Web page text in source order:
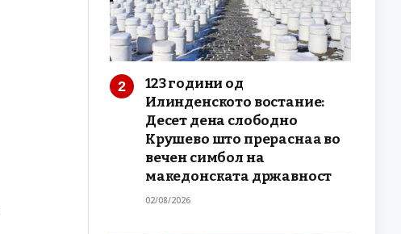
123 години од
Илинденското востание:
Десет дена слободно
Крушево што прераснаа во
вечен симбол на
македонската државност
02/08/2026